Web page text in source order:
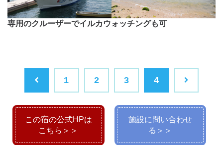
専用のクルーザーでイルカウォッチングも可
1 2 3 4
この宿の公式HPは
こちら＞＞
施設に問い合わせ
る＞＞